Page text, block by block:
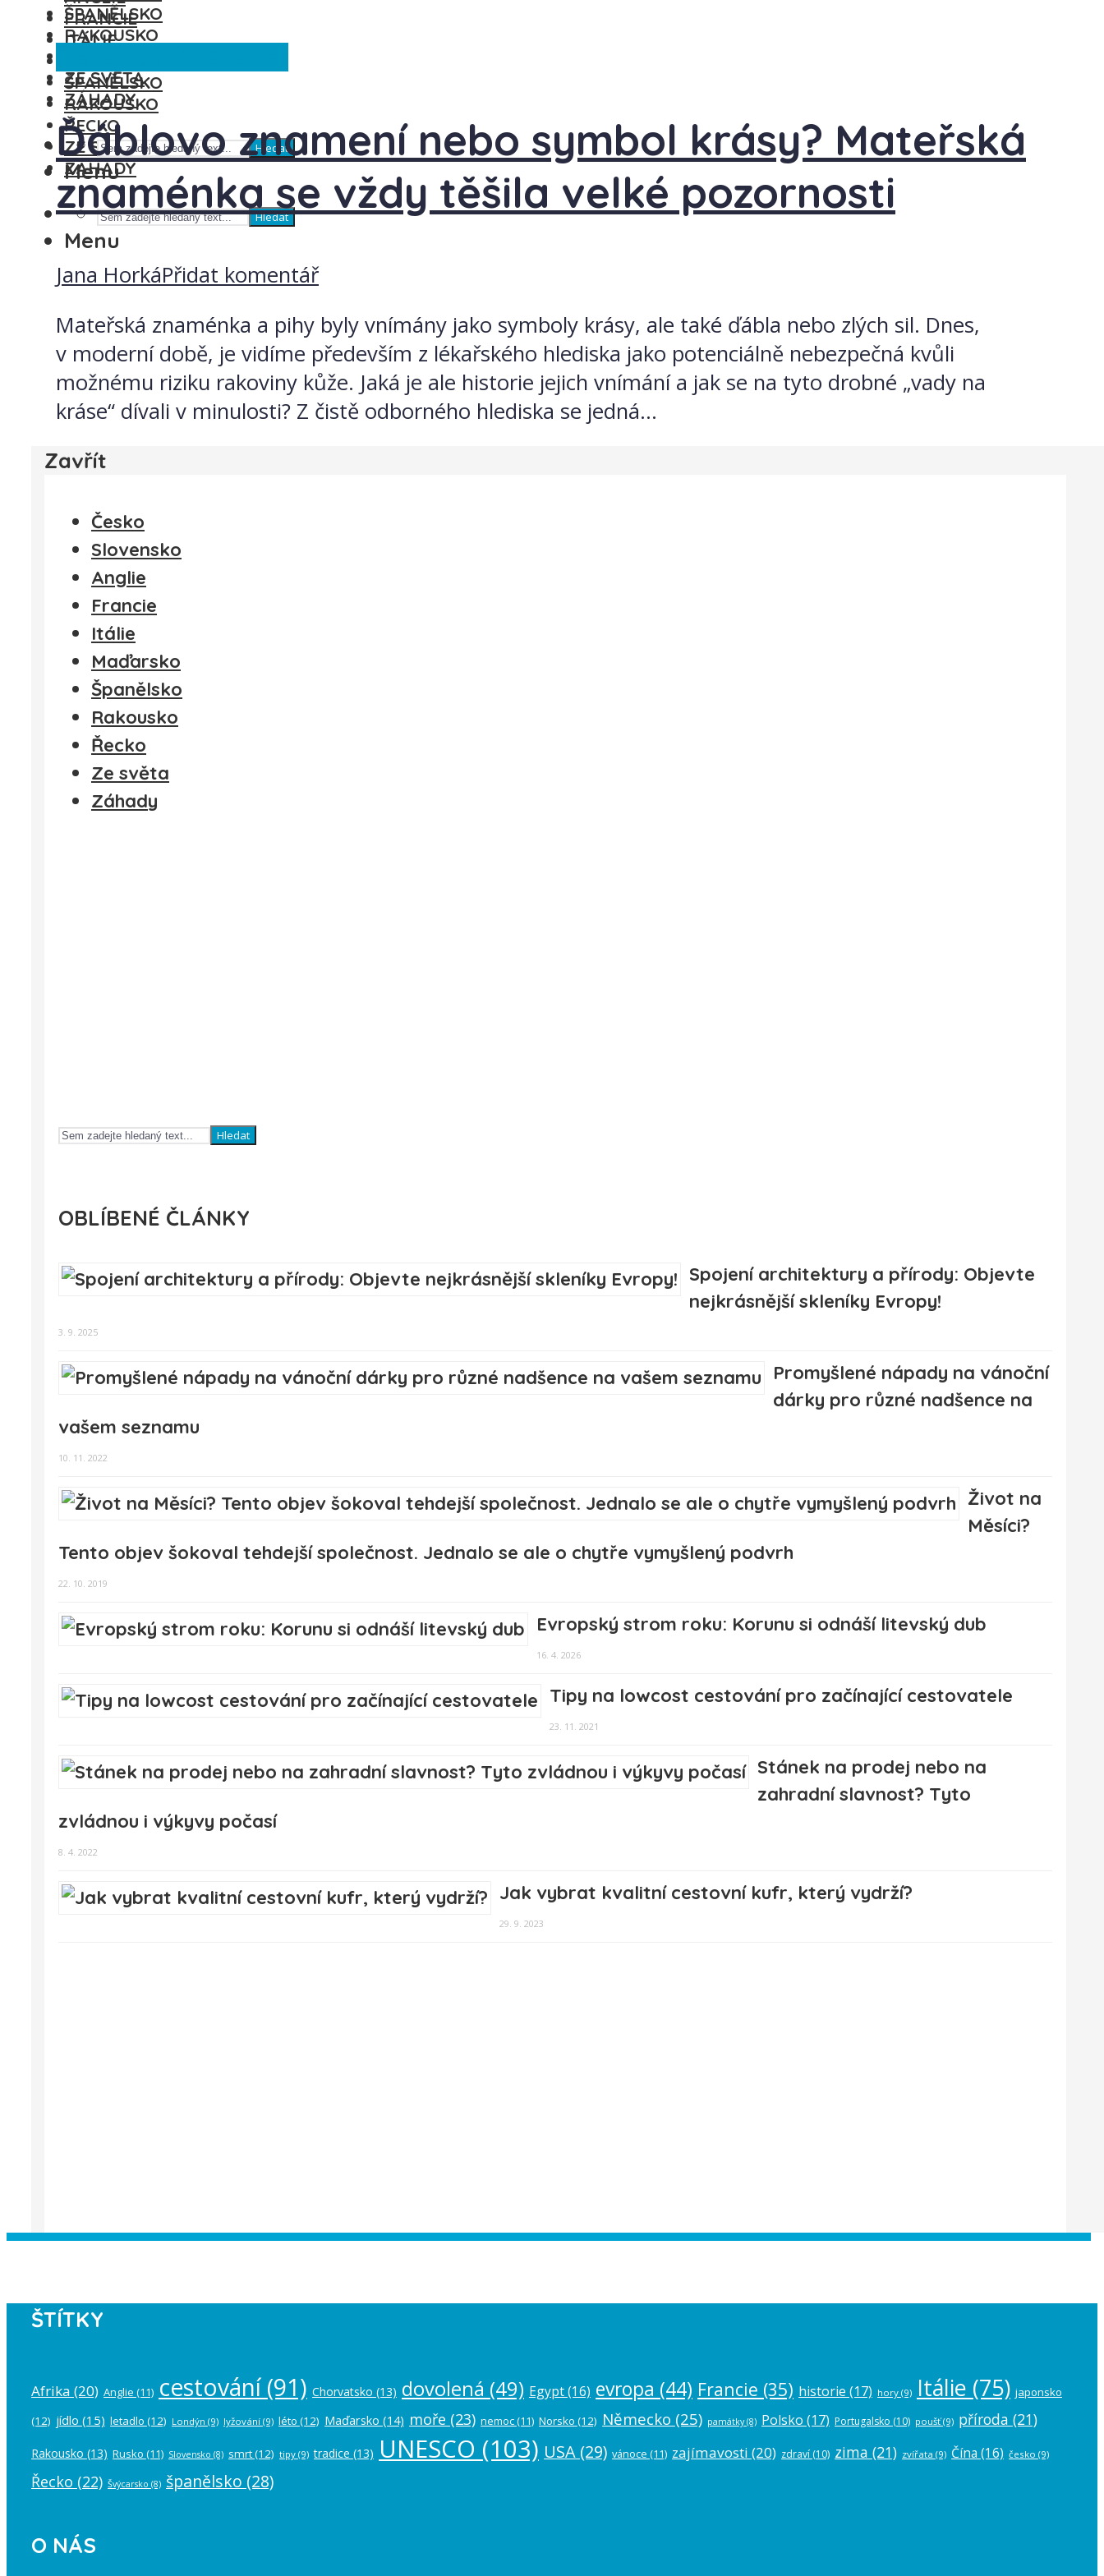
FRANCIE
ITÁLIE
ŠPANĚLSKO
RAKOUSKO
ŘECKO
ZE SVĚTA
ZÁHADY
Hledat
Menu
ŠPANĚLSKO
RAKOUSKO
ZE SVĚTA
ZÁHADY
Hledat
Menu
Ďáblovo znamení nebo symbol krásy? Mateřská
znaménka se vždy těšila velké pozornosti
Jana HorkáPřidat komentář
Mateřská znaménka a pihy byly vnímány jako symboly krásy, ale také ďábla nebo zlých sil. Dnes,
v moderní době, je vidíme především z lékařského hlediska jako potenciálně nebezpečná kvůli
možnému riziku rakoviny kůže. Jaká je ale historie jejich vnímání a jak se na tyto drobné „vady na
kráse“ dívali v minulosti? Z čistě odborného hlediska se jedná...
Zavřít
Česko
Slovensko
Anglie
Francie
Itálie
Maďarsko
Španělsko
Rakousko
Řecko
Ze světa
Záhady
Hledat
OBLÍBENÉ ČLÁNKY
Spojení architektury a přírody: Objevte
nejkrásnější skleníky Evropy!
3. 9. 2025
Promyšlené nápady na vánoční
dárky pro různé nadšence na
vašem seznamu
10. 11. 2022
Život na
Měsíci?
Tento objev šokoval tehdejší společnost. Jednalo se ale o chytře vymyšlený podvrh
22. 10. 2019
Evropský strom roku: Korunu si odnáší litevský dub
16. 4. 2026
Tipy na lowcost cestování pro začínající cestovatele
23. 11. 2021
Stánek na prodej nebo na
zahradní slavnost? Tyto
zvládnou i výkyvy počasí
8. 4. 2022
Jak vybrat kvalitní cestovní kufr, který vydrží?
29. 9. 2023
ŠTÍTKY
Afrika (20) Anglie (11) cestování(91) Chorvatsko (13) dovolená (49) Egypt(16) evropa (44) Francie (35) historie (17) hory (9) Itálie (75) japonsko
(12) jídlo (15) letadlo (12) Londýn (9) lyžování (9) léto (12) Maďarsko (14) moře (23) nemoc(11) Norsko (12) Německo (25) památky(8) Polsko (17) Portugalsko (10) poušť(9) příroda (21)
Rakousko (13) Rusko (11) Slovensko (8) smrt(12) tipy (9) tradice (13) UNESCO (103) USA (29) vánoce (11) zajímavosti (20) zdraví (10) zima (21) zvířata (9) Čína (16) česko (9)
Řecko (22) Švýcarsko (8) španělsko (28)
O NÁS